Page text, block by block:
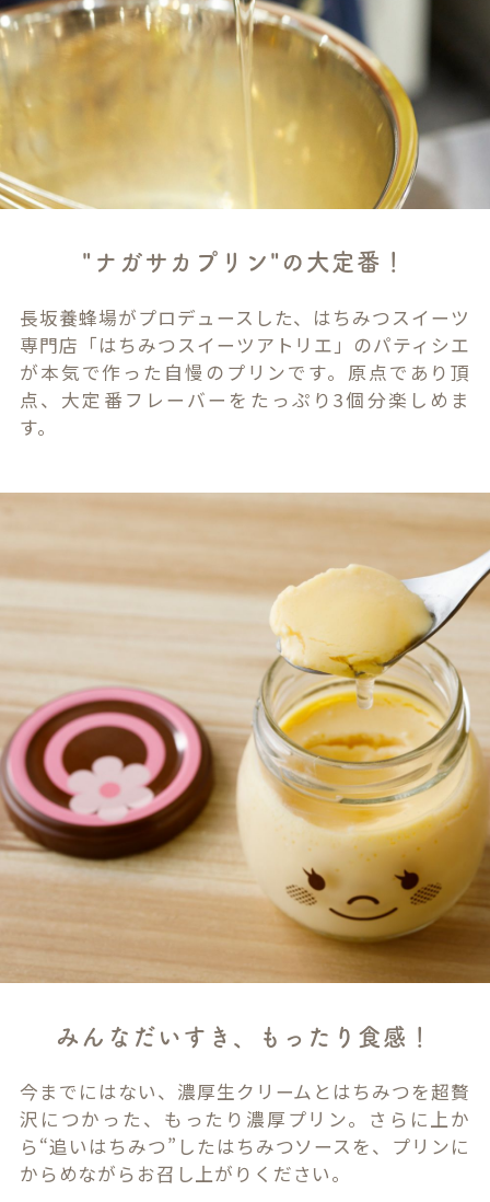
"ナガサカプリン"の大定番！
長坂養蜂場がプロデュースした、はちみつスイーツ
専門店「はちみつスイーツアトリエ」のパティシエ
が本気で作った自慢のプリンです。原点であり頂
点、大定番フレーバーをたっぷり3個分楽しめま
す。
みんなだいすき、もったり食感！
今までにはない、濃厚生クリームとはちみつを超贅
沢につかった、もったり濃厚プリン。さらに上か
ら“追いはちみつ”したはちみつソースを、プリンに
からめながらお召し上がりください。